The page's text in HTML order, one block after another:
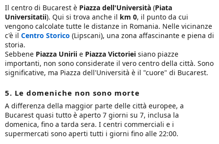
Il centro di Bucarest è Piazza dell'Università (Piata
Universitatii). Qui si trova anche il km 0, il punto da cui
vengono calcolate tutte le distanze in Romania. Nelle vicinanze
c'è il Centro Storico (Lipscani), una zona affascinante e piena di
storia.
Sebbene Piazza Unirii e Piazza Victoriei siano piazze
importanti, non sono considerate il vero centro della città. Sono
significative, ma Piazza dell'Università è il "cuore" di Bucarest.
5. Le domeniche non sono morte
A differenza della maggior parte delle città europee, a
Bucarest quasi tutto è aperto 7 giorni su 7, inclusa la
domenica, fino a tarda sera. I centri commerciali e i
supermercati sono aperti tutti i giorni fino alle 22:00.